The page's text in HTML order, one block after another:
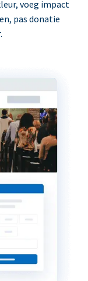
voeg impact
pas donatie